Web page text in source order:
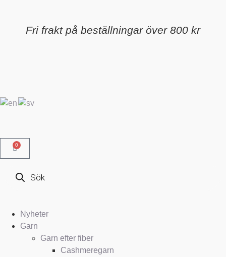
Fri frakt på beställningar över 800 kr
0
Nyheter
Garn
Garn efter fiber
Cashmeregarn